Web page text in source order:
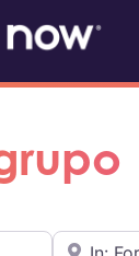
Cerca de